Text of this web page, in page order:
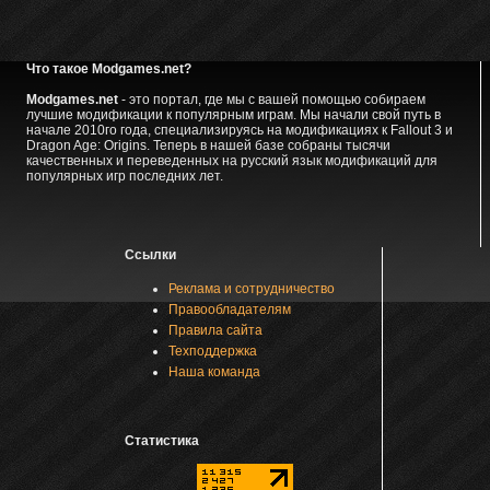
Что такое Modgames.net?
Modgames.net- это портал, где мы с вашей помощью собираем
лучшие модификации к популярным играм. Мы начали свой путь в
начале 2010го года, специализируясь на модификациях к Fallout 3 и
Dragon Age: Origins. Теперь в нашей базе собраны тысячи
качественных и переведенных на русский язык модификаций для
популярных игр последних лет.
Ссылки
Реклама и сотрудничество
Правообладателям
Правила сайта
Техподдержка
Наша команда
Статистика